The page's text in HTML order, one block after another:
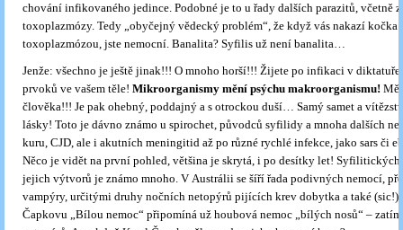
chování infikovaného jedince. Podobné je to u řady dalších parazitů, včetně
toxoplazmózy. Tedy „obyčejný vědecký problém“, že když vás nakazí kočka
toxoplazmózou, jste nemocní. Banalita? Syfilis už není banalita…
Jenže: všechno je ještě jinak!!! O mnoho horší!!! Žijete po infikaci v diktatuře
prvoků ve vašem těle! Mikroorganismy mění psýchu makroorganismu!
člověka!!! Je pak ohebný, poddajný a s otrockou duší… Samý samet a
lásky! Toto je dávno známo u spirochet, původců syfilidy a mnoha dalších
kuru, CJD, ale i akutních meningitid až po různé rychlé infekce, jako sars či
Něco je vidět na první pohled, většina je skrytá, i po desítky let!
jejich výtvorů je známo mnoho. V Austrálii se šíří řada podivných nemocí,
vampýry, určitými druhy nočních netopýrů pijících krev dobytka a také
Čapkovu „Bílou nemoc“ připomíná už houbová nemoc „bílých nosů“ – zatím